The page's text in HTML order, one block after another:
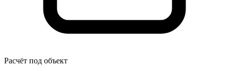
Расчёт под объект